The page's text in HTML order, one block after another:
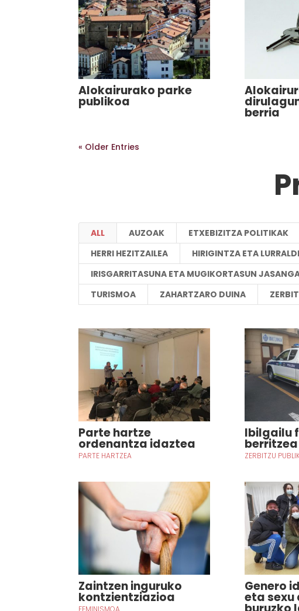
Alokairurako parke
publikoa
berria
« Older Entries
ALL AUZOAK ETXEBIZITZA POLITIKAK
HERRI HEZITZAILEA
HIRIGINTZA ETA
IRISGARRITASUNA ETA MUGIKORTASUN
TURISMOA
ZAHARTZARO DUINA
Parte hartze
ordenantza idaztea
PARTE HARTZEA
Ibilgailu
berritzea
ZERBITZU
Zaintzen inguruko
kontzientziazioa
FEMINISMOA
Genero
eta sexu